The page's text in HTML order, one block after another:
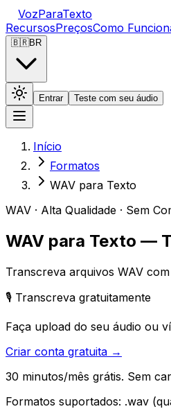
VozParaTexto
RecursosPreçosComo
🇧🇷BR
Entrar Teste com seu áudio
Início
Formatos
WAV para Texto
WAV · Alta Qualidade · Sem
WAV para Texto —
Transcreva arquivos WAV
🎙️ Transcreva gratuitamente
Faça upload do seu áudio ou
Criar conta gratuita →
30 minutos/mês grátis. Sem
Formatos suportados: .wav